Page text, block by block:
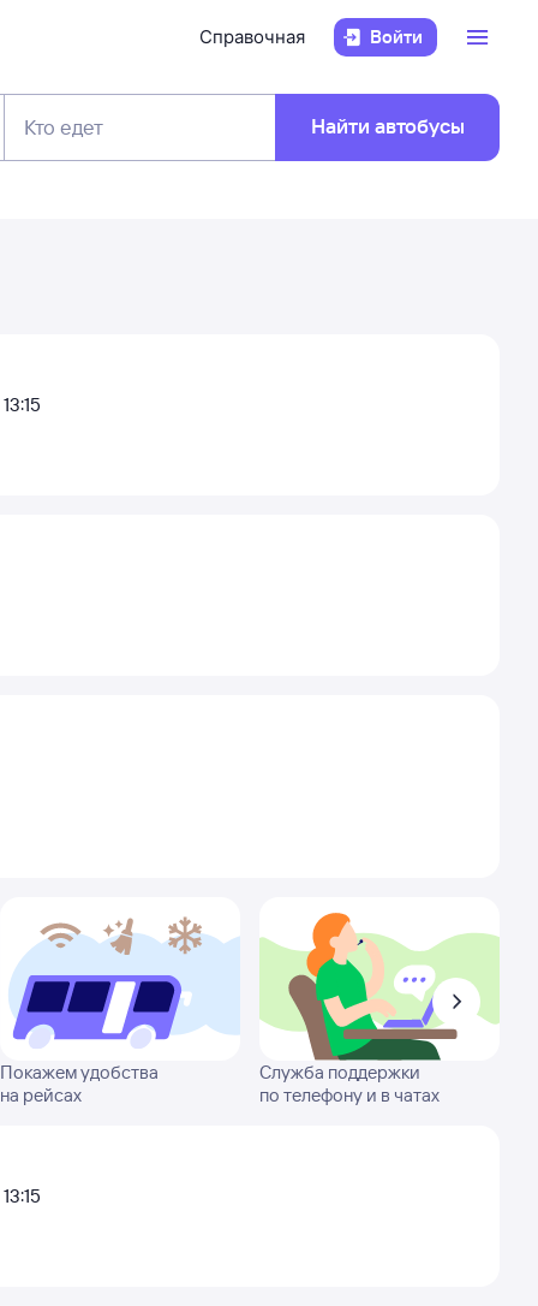
Справочная Войти
Кто едет Найти автобусы
13:15
Покажем удобства
на рейсах
Служба поддержки
по телефону и в чатах
13:15